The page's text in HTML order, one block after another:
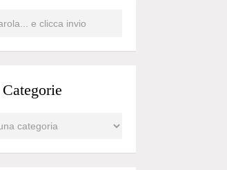
Categorie